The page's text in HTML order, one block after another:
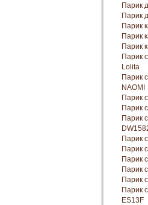
Парик
Парик
Парик
Парик
Парик
Парик
Lolita
Парик
NAOMI
Парик
Парик
Парик
Парик
Парик
Парик
Парик
Парик
Парик
ES13F